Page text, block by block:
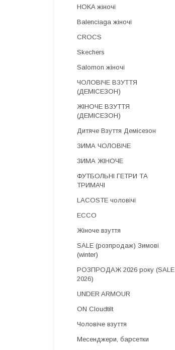
HOKA жіночі
Balenciaga жіночі
CROCS
Skechers
Salomon жіночі
ЧОЛОВІЧЕ ВЗУТТЯ
(ДЕМІСЕЗОН)
ЖІНОЧЕ ВЗУТТЯ
(ДЕМІСЕЗОН)
Дитяче Взуття Демісезон
ЗИМА ЧОЛОВІЧЕ
ЗИМА ЖІНОЧЕ
ФУТБОЛЬНІ ГЕТРИ ТА
ТРИМАЧІ
LACOSTE чоловічі
ECCO
Жіноче взуття
SALE (розпродаж) Зимові
(winter)
РОЗПРОДАЖ 2026 року (SALE
2026)
UNDER ARMOUR
ON Cloudtilt
Чоловіче взуття
Месенджери, барсетки